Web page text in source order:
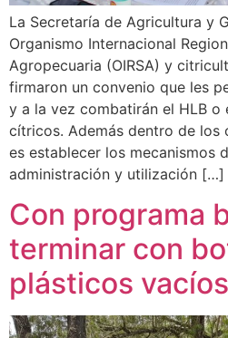
La Secretaría de Agricultura y
Organismo Internacional
Agropecuaria (OIRSA) y
firmaron un convenio que les
y a la vez combatirán el HLB o
cítricos. Además dentro de los
es establecer los mecanismos
administración y utilización […]
Con programa
terminar con
plásticos vacíos